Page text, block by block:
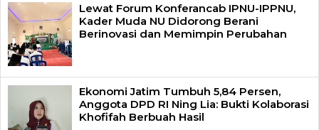
Lewat Forum Konferancab IPNU-IPPNU,
Kader Muda NU Didorong Berani
Berinovasi dan Memimpin Perubahan
Ekonomi Jatim Tumbuh 5,84 Persen,
Anggota DPD RI Ning Lia: Bukti Kolaborasi
Khofifah Berbuah Hasil